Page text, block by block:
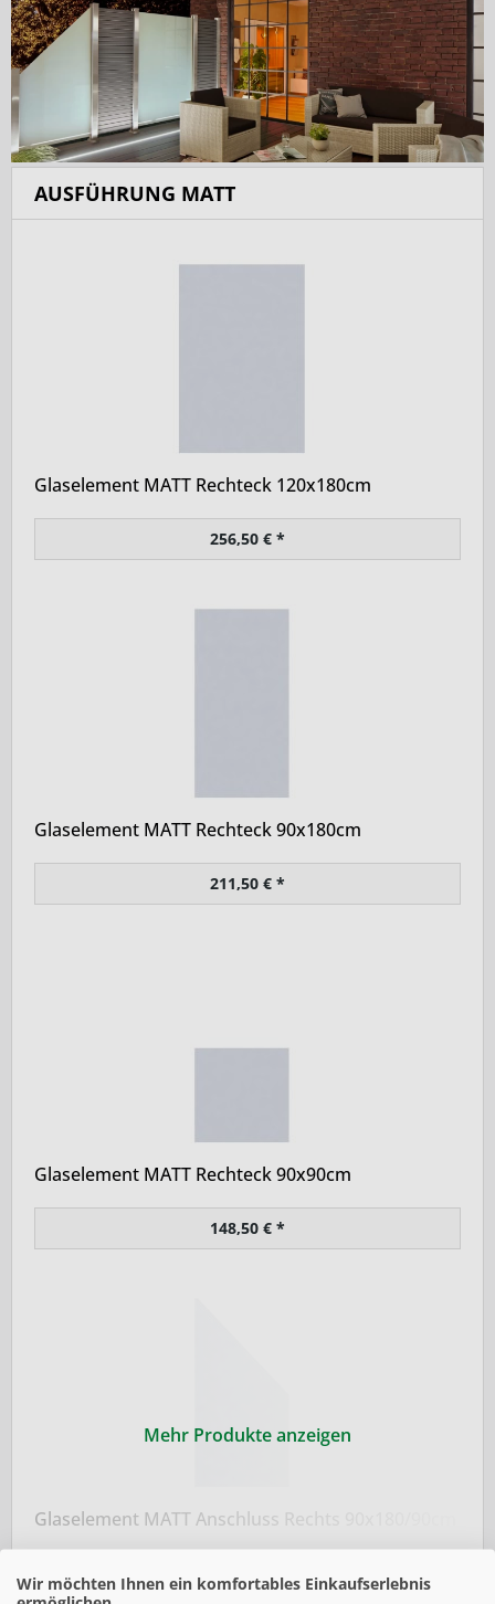
AUSFÜHRUNG MATT
Glaselement MATT Rechteck 120x180cm
256,50 € *
Glaselement MATT Rechteck 90x180cm
211,50 € *
Glaselement MATT Rechteck 90x90cm
148,50 € *
Glaselement MATT Anschluss Rechts 90x180/90cm
229,50 € *
Mehr Produkte anzeigen
Wir möchten Ihnen ein komfortables Einkaufserlebnis